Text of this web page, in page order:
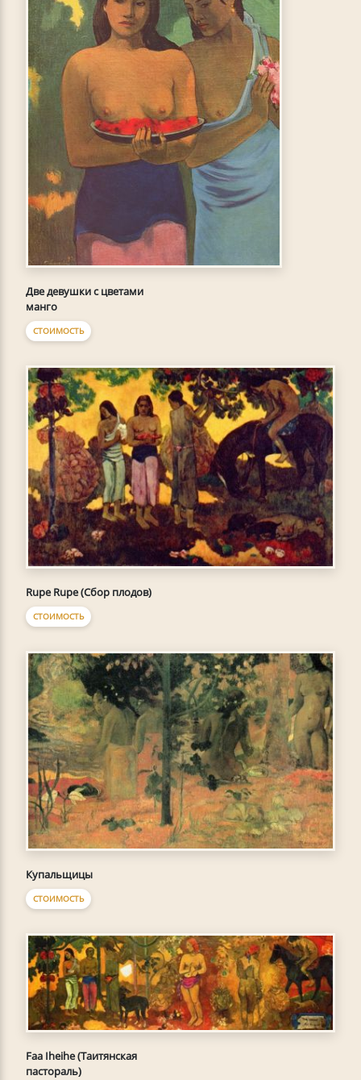
Две девушки с цветами
манго
СТОИМОСТЬ
Rupe Rupe (Сбор плодов)
СТОИМОСТЬ
Купальщицы
СТОИМОСТЬ
Faa Iheihe (Таитянская
пастораль)